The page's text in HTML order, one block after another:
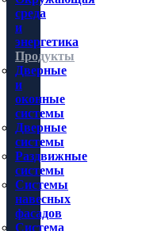
среда
и
энергетика
Продукты
Дверные
и
оконные
системы
Дверные
системы
Раздвижные
системы
Системы
навесных
фасадов
Система